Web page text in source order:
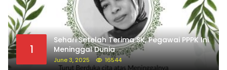
1
Sehari Setelah Terima SK, Pegawai PPPK Ini
Meninggal Dunia
June 3, 2025 16544